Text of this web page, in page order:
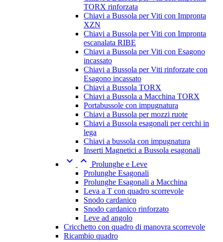
TORX rinforzata
Chiavi a Bussola per Viti con Impronta
XZN
Chiavi a Bussola per Viti con Impronta
escanalata RIBE
Chiavi a Bussola per Viti con Esagono
incassato
Chiavi a Bussola per Viti rinforzate con
Esagono incassato
Chiavi a Bussola TORX
Chiavi a Bussola a Macchina TORX
Portabussole con impugnatura
Chiavi a Bussola per mozzi ruote
Chiavi a Bussola esagonali per cerchi in
lega
Chiavi a bussola con impugnatura
Inserti Magnetici a Bussola esagonali
  Prolunghe e Leve
Prolunghe Esagonali
Prolunghe Esagonali a Macchina
Leva a T con quadro scorrevole
Snodo cardanico
Snodo cardanico rinforzato
Leve ad angolo
Cricchetto con quadro di manovra scorrevole
Ricambio quadro